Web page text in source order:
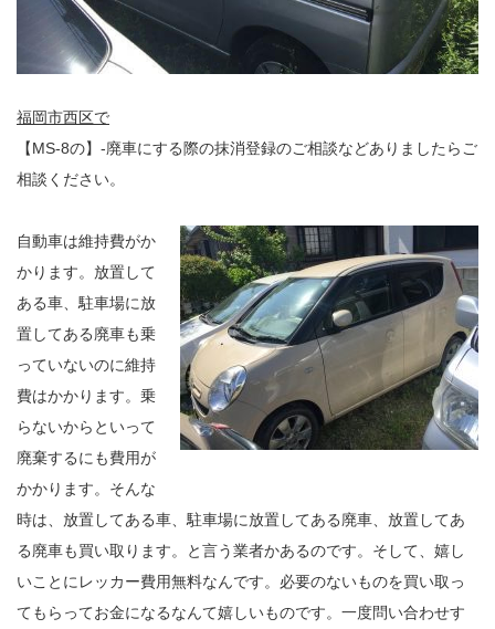
福岡市西区で
【MS-8の】-廃車にする際の抹消登録のご相談などありましたらご
相談ください。
自動車は維持費がか
かります。放置して
ある車、駐車場に放
置してある廃車も乗
っていないのに維持
費はかかります。乗
らないからといって
廃棄するにも費用が
かかります。そんな
時は、放置してある車、駐車場に放置してある廃車、放置してあ
る廃車も買い取ります。と言う業者かあるのです。そして、嬉し
いことにレッカー費用無料なんです。必要のないものを買い取っ
てもらってお金になるなんて嬉しいものです。一度問い合わせす